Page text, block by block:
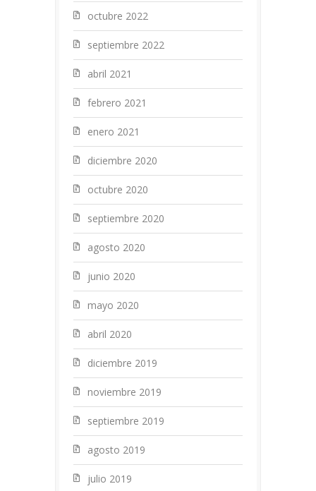
octubre 2022
septiembre 2022
abril 2021
febrero 2021
enero 2021
diciembre 2020
octubre 2020
septiembre 2020
agosto 2020
junio 2020
mayo 2020
abril 2020
diciembre 2019
noviembre 2019
septiembre 2019
agosto 2019
julio 2019